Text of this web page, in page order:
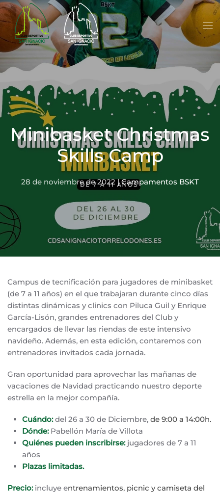
Skip to main content
Minibasket Christmas
Skills Camp
28 de noviembre de 2022|Campamentos BSKT
Campus de tecnificación para jugadores de minibasket
(de 7 a 11 años) en el que trabajaran durante cinco días
distintas dinámicas y clinics con Piluca Guil y Enrique
García-Lisón, grandes entrenadores del Club y
encargados de llevar las riendas de este intensivo
navideño. Además, en esta edición, contaremos con
entrenadores invitados cada jornada.
Gran oportunidad para aprovechar las mañanas de
vacaciones de Navidad practicando nuestro deporte
estrella en la mejor compañía.
Cuándo:del 26 a 30 de Diciembre, de 9:00 a 14:00h.
Dónde: Pabellón María de Villota
Quiénes pueden inscribirse:jugadores de 7 a 11
años
Plazas limitadas.
Precio:incluye entrenamientos, picnic y camiseta del